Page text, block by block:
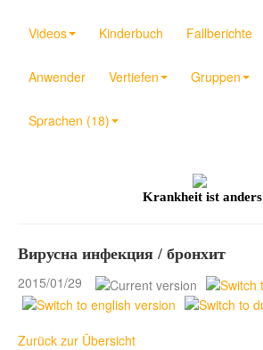
Videos Kinderbuch Fallberichte
Anwender Vertiefen Gruppen
Sprachen (18)
Krankheit ist anders
Вирусна инфекция / бронхит
2015/01/29
Zurück zur Übersicht